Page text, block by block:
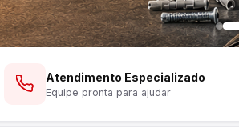
Atendimento Especializado
Equipe pronta para ajudar